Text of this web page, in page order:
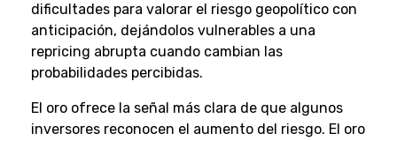
dificultades para valorar el riesgo geopolítico con
anticipación, dejándolos vulnerables a una
repricing abrupta cuando cambian las
probabilidades percibidas.
El oro ofrece la señal más clara de que algunos
inversores reconocen el aumento del riesgo. El oro